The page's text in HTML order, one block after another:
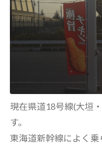
現在県道18号線(大垣
す。
東海道新幹線によく